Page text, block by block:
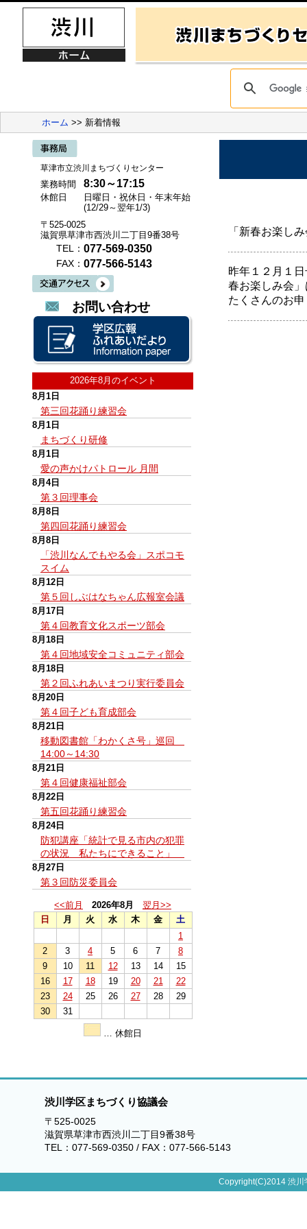
ホーム >> 新着情報
草津市立渋川まちづくりセンター
業務時間 8:30～17:15
休館日
日曜日・祝休日・年末年始
(12/29～翌年1/3)
〒525-0025
滋賀県草津市西渋川二丁目9番38号
TEL： 077-569-0350
FAX： 077-566-5143
お問い合わせ
2026年8月のイベント
8月1日
第三回花踊り練習会
8月1日
まちづくり研修
8月1日
愛の声かけパトロール 月間
8月4日
第３回理事会
8月8日
第四回花踊り練習会
8月8日
「渋川なんでもやる会」スポコモ
スイム
8月12日
第５回しぶはなちゃん広報室会議
8月17日
第４回教育文化スポーツ部会
8月18日
第４回地域安全コミュニティ部会
8月18日
第２回ふれあいまつり実行委員会
8月20日
第４回子ども育成部会
8月21日
移動図書館「わかくさ号」巡回
14:00～14:30
8月21日
第４回健康福祉部会
8月22日
第五回花踊り練習会
8月24日
防犯講座「統計で見る市内の犯罪
の状況 私たちにできること」
8月27日
第３回防災委員会
<<前月 2026年8月
翌月>>
日
月 火 水 木 金
土
1
2
3 4 5 6 7
8
9
10 11 12 13 14
15
16
17 18 19 20 21
22
23
24 25 26 27 28
29
30
31
… 休館日
「新春お楽し
昨年１２月１
春お楽しみ会
たくさんのお
渋川学区まちづくり協議会
〒525-0025
滋賀県草津市西渋川二丁目9番38号
TEL：077-569-0350 / FAX：077-566-5143
Copyright(C)2014 渋川